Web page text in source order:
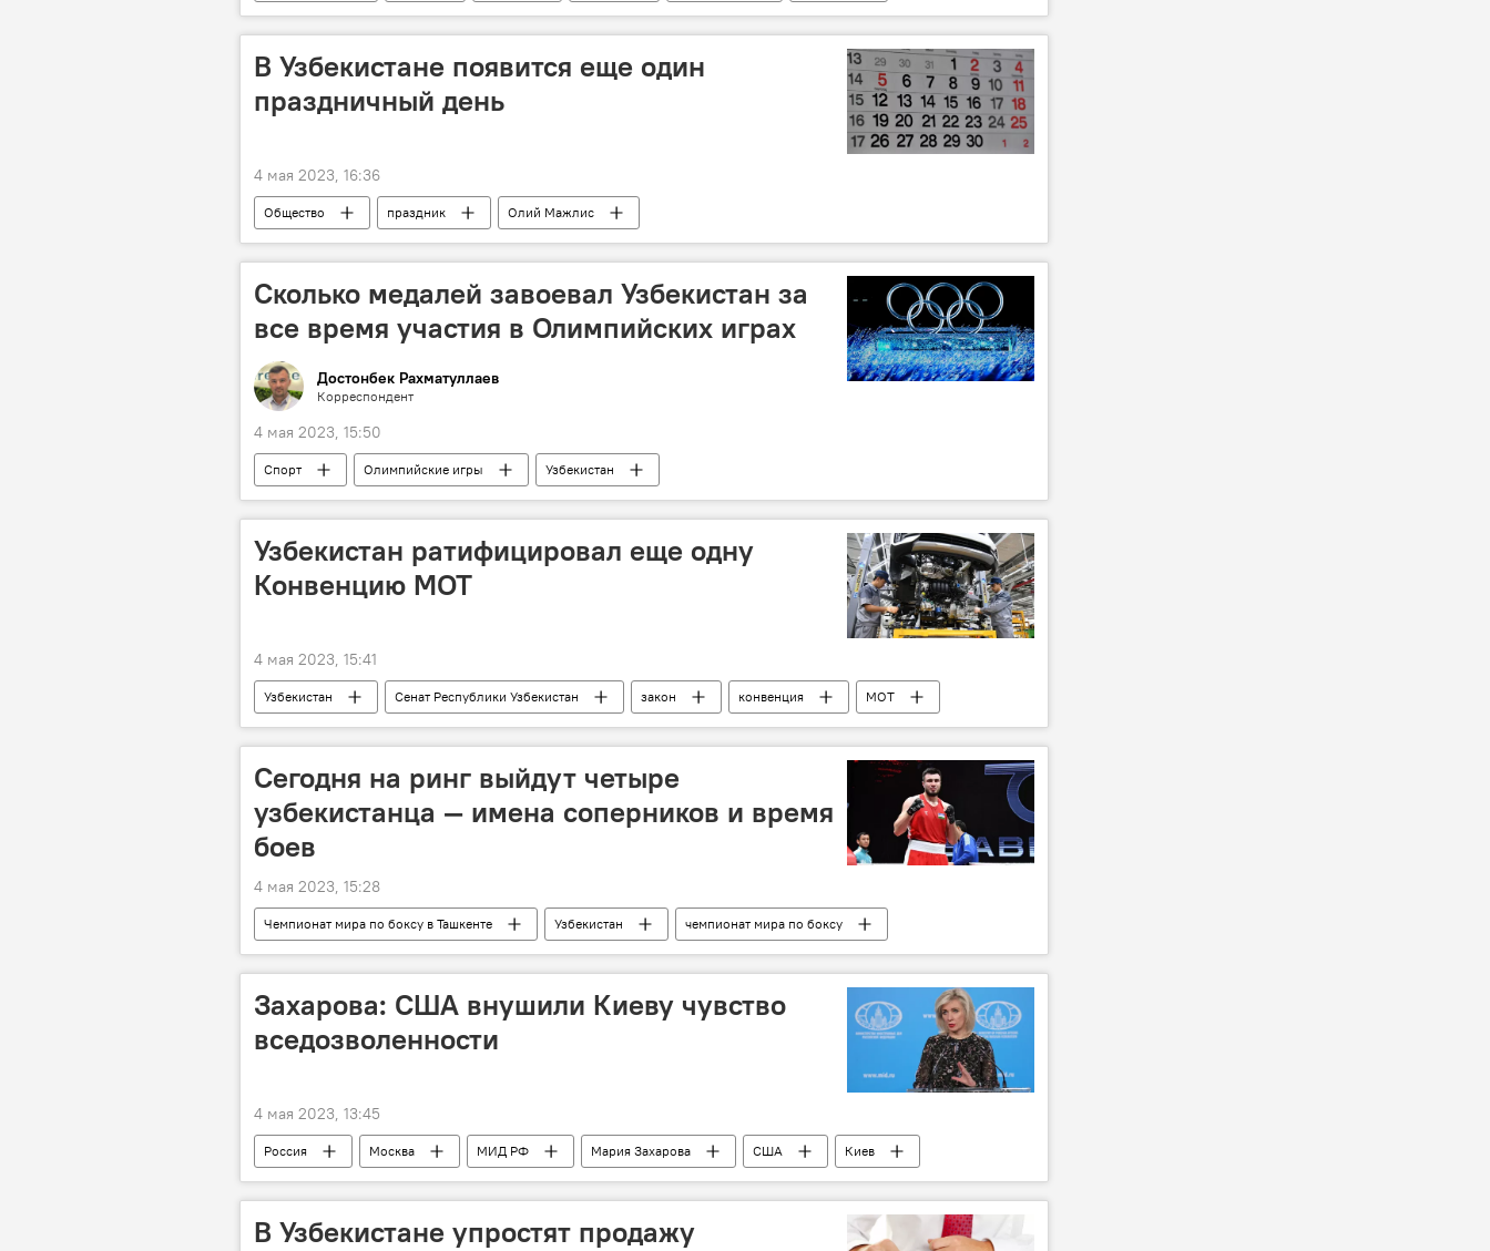
Посольство России в Узбекистане
В Узбекистане появится еще один
праздничный день
4 мая 2023, 16:36
Общество праздник Олий Мажлис
Сколько медалей завоевал Узбекистан за
все время участия в Олимпийских играх
Достонбек Рахматуллаев
Корреспондент
4 мая 2023, 15:50
Спорт Олимпийские игры Узбекистан
Узбекистан ратифицировал еще одну
Конвенцию МОТ
4 мая 2023, 15:41
Узбекистан Сенат Республики Узбекистан закон конвенция
МОТ
условия работы
Сегодня на ринг выйдут четыре
узбекистанца — имена соперников и время
боев
4 мая 2023, 15:28
Чемпионат мира по боксу в Ташкенте Узбекистан
чемпионат мира по боксу
Бокс
Соревнования
Захарова: США внушили Киеву чувство
вседозволенности
4 мая 2023, 13:45
Россия Москва МИД РФ Мария Захарова США
Киев
В мире
В Узбекистане упростят продажу